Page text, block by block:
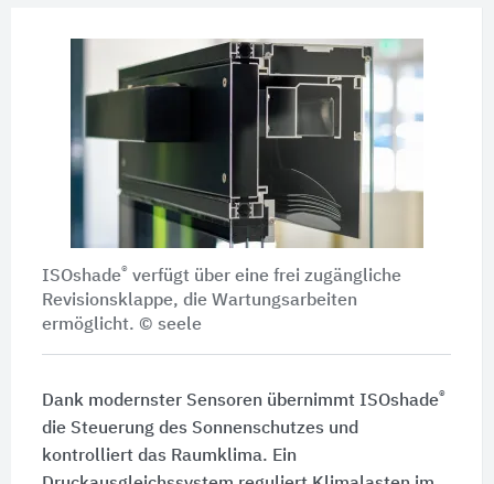
ISOshade® verfügt über eine frei zugängliche
Revisionsklappe, die Wartungsarbeiten
ermöglicht. © seele
Dank modernster Sensoren übernimmt ISOshade®
die Steuerung des Sonnenschutzes und
kontrolliert das Raumklima. Ein